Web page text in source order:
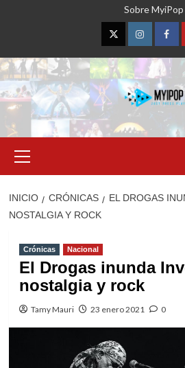
Sobre MyiPop
TwitterInstagram
primario
INICIO CRÓNICAS
EL DROGAS
NOSTALGIA Y ROCK
Crónicas Nacional
El Drogas inunda
nostalgia y rock
Tamy Mauri 23 enero 2021 0